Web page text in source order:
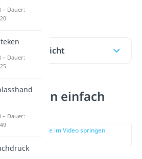
Inhaltsübersicht
einfach
zur Stelle im Video springen
– Dauer:
– Dauer:
– Dauer: